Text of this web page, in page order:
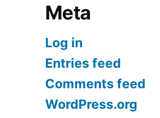
Meta
Log in
Entries feed
Comments feed
WordPress.org